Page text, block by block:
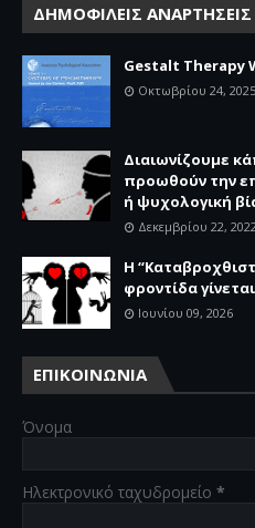
ΔΗΜΟΦΙΛΕΙΣ ΑΝΑΡΤΗΣΕΙΣ
Gestalt Therapy
Οκτωβρίου 24, 2025
Διαιωνίζουμε
προωθούν την
ή ψυχολογική
Δεκεμβρίου 22, 2022
Η
φροντίδα
Ιουνίου 09, 2026
ΕΠΙΚΟΙΝΩΝΙΑ
Όνομα
Ηλεκτρονικό ταχυδρομείο *